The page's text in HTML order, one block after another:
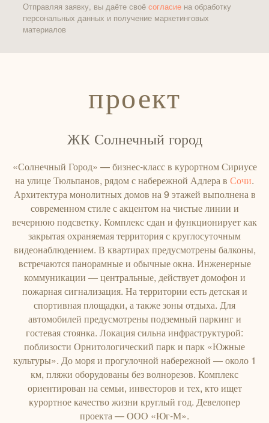
Отправляя заявку, вы даёте своё согласиена обработку
персональных данных и получение маркетинговых
материалов
проект
ЖК Солнечный город
«Солнечный Город» — бизнес-класс в курортном Сириусе
на улице Тюльпанов, рядом с набережной Адлера в Сочи.
Архитектура монолитных домов на 9 этажей выполнена в
современном стиле с акцентом на чистые линии и
вечернюю подсветку. Комплекс сдан и функционирует как
закрытая охраняемая территория с круглосуточным
видеонаблюдением. В квартирах предусмотрены балконы,
встречаются панорамные и обычные окна. Инженерные
коммуникации — центральные, действует домофон и
пожарная сигнализация. На территории есть детская и
спортивная площадки, а также зоны отдыха. Для
автомобилей предусмотрены подземный паркинг и
гостевая стоянка. Локация сильна инфраструктурой:
поблизости Орнитологический парк и парк «Южные
культуры». До моря и прогулочной набережной — около 1
км, пляжи оборудованы без волнорезов. Комплекс
ориентирован на семьи, инвесторов и тех, кто ищет
курортное качество жизни круглый год. Девелопер
проекта — ООО «Юг-М».